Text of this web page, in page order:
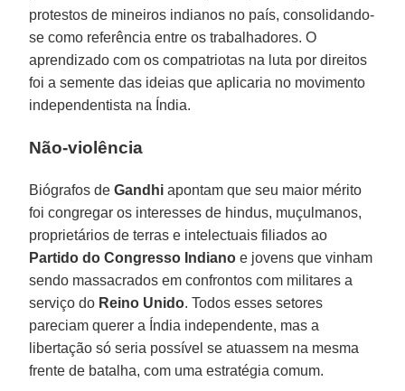
protestos de mineiros indianos no país, consolidando-
se como referência entre os trabalhadores. O
aprendizado com os compatriotas na luta por direitos
foi a semente das ideias que aplicaria no movimento
independentista na Índia.
Não-violência
Biógrafos deGandhi apontam que seu maior mérito
foi congregar os interesses de hindus, muçulmanos,
proprietários de terras e intelectuais filiados ao
Partido do Congresso Indiano e jovens que vinham
sendo massacrados em confrontos com militares a
serviço do Reino Unido. Todos esses setores
pareciam querer a Índia independente, mas a
libertação só seria possível se atuassem na mesma
frente de batalha, com uma estratégia comum.